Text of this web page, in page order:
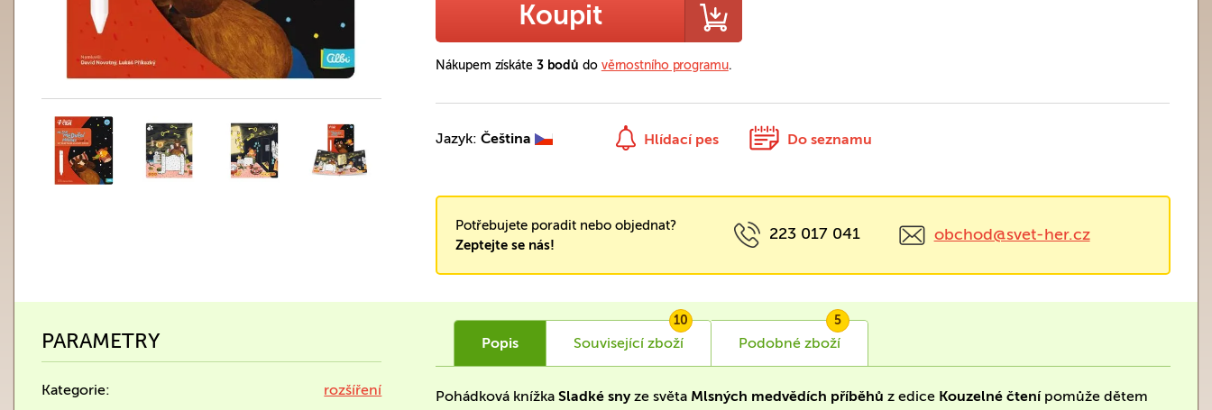
Koupit
Nákupem získáte 3 bodů do věrnostního programu.
Jazyk:Čeština Hlídací pes Do seznamu
Potřebujete poradit nebo objednat?
Zeptejte se nás!
223 017 041 obchod@svet-her.cz
PARAMETRY
Kategorie:
rozšíření
Popis Související zboží
10
Podobné zboží
5
Pohádková knížkaSladké snyze světa Mlsných medvědích příběhů z edice Kouzelné čtenípomůže dětem